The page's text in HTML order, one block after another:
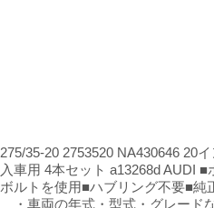
275/35-20 2753520 NA430646 20
入車用 4本セット a13268d AUDI
ボルトを使用■ハブリング不要■
・車両の年式・型式・グレード